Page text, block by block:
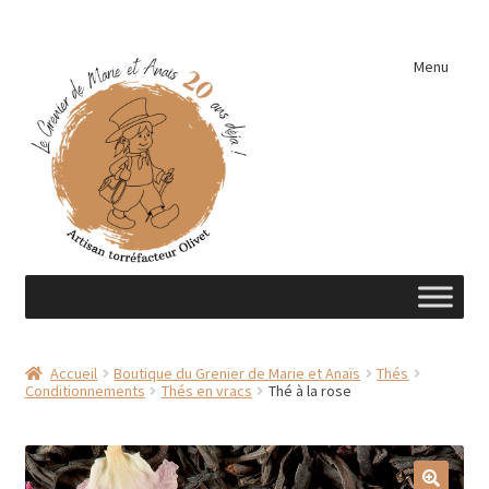
navigation
contenu
Menu
A découvrir …
Éléments de cuisine
Accueil Boutique du Grenier de Marie et Anaïs
Thés
Conditionnements
Thés en vracs Thé à la rose